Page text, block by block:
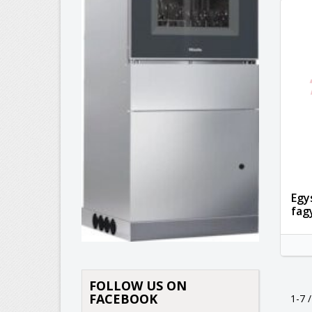
FOLLOW US ON
FACEBOOK 1-7